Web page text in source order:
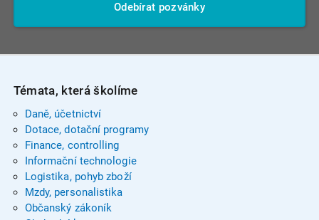
Odebírat pozvánky
Témata, která školíme
Daně, účetnictví
Dotace, dotační programy
Finance, controlling
Informační technologie
Logistika, pohyb zboží
Mzdy, personalistika
Občanský zákoník